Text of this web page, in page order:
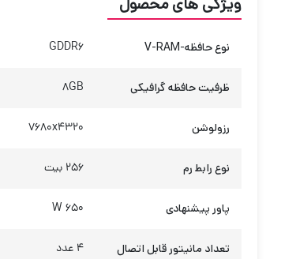
نوع حافظه-V-RAM GDDR6
ظرفیت حافظه گرافیکی 8GB
رزولوشن ۷۶۸۰x۴۳۲۰
نوع رابط رم 256 بیت
پاور پیشنهادی 650 W
تعداد مانیتور قابل اتصال 4 عدد